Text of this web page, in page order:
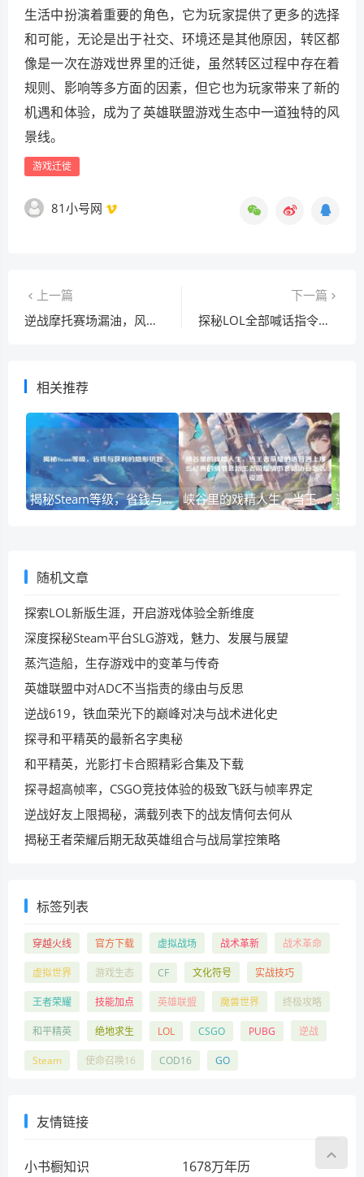
生活中扮演着重要的角色，它为玩家提供了更多的选择
和可能，无论是出于社交、环境还是其他原因，转区都
像是一次在游戏世界里的迁徙，虽然转区过程中存在着
规则、影响等多方面的因素，但它也为玩家带来了新的
机遇和体验，成为了英雄联盟游戏生态中一道独特的风
景线。
游戏迁徙
81小号网
上一篇
逆战摩托赛场漏油，风云及背后求解之问
下一篇
探秘LOL全部喊话指令，开启峡谷交流新维度
相关推荐
揭秘Steam等级，省钱与获利的隐形钥匙 峡谷里的戏精人生，当王者荣耀的语音遇上那些经典的情节套路王者荣耀情节套路语音怎么设置
随机文章
探索LOL新版生涯，开启游戏体验全新维度
深度探秘Steam平台SLG游戏，魅力、发展与展望
蒸汽造船，生存游戏中的变革与传奇
英雄联盟中对ADC不当指责的缘由与反思
逆战619，铁血荣光下的巅峰对决与战术进化史
探寻和平精英的最新名字奥秘
和平精英，光影打卡合照精彩合集及下载
探寻超高帧率，CSGO竞技体验的极致飞跃与帧率界定
逆战好友上限揭秘，满载列表下的战友情何去何从
揭秘王者荣耀后期无敌英雄组合与战局掌控策略
标签列表
穿越火线 官方下载 虚拟战场 战术革新 战术革命
虚拟世界 游戏生态 CF 文化符号 实战技巧
王者荣耀 技能加点 英雄联盟 魔兽世界 终极攻略
和平精英 绝地求生 LOL CSGO PUBG 逆战
Steam 使命召唤16 COD16 GO
友情链接
小书橱知识 1678万年历